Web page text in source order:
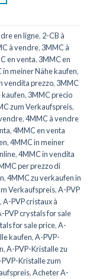
en ligne, 2-CB à
à vendre, 3MMC à
en venta, 3MMC en
in meiner Nähe kaufen,
vendita prezzo, 3MMC
kaufen, 3MMC precio
zum Verkaufspreis,
,4MMC à vendre
,4MMC en venta
,4MMC in meiner
,4MMC in vendita
per prezzo di
,4MMC zu verkaufen in
Verkaufspreis,A-PVP
,A-PVP cristaux à
PVP crystals for sale
for sale price,A-
kaufen,A-PVP-
,A-PVP-Kristalle zu
Kristalle zum
,Acheter A-